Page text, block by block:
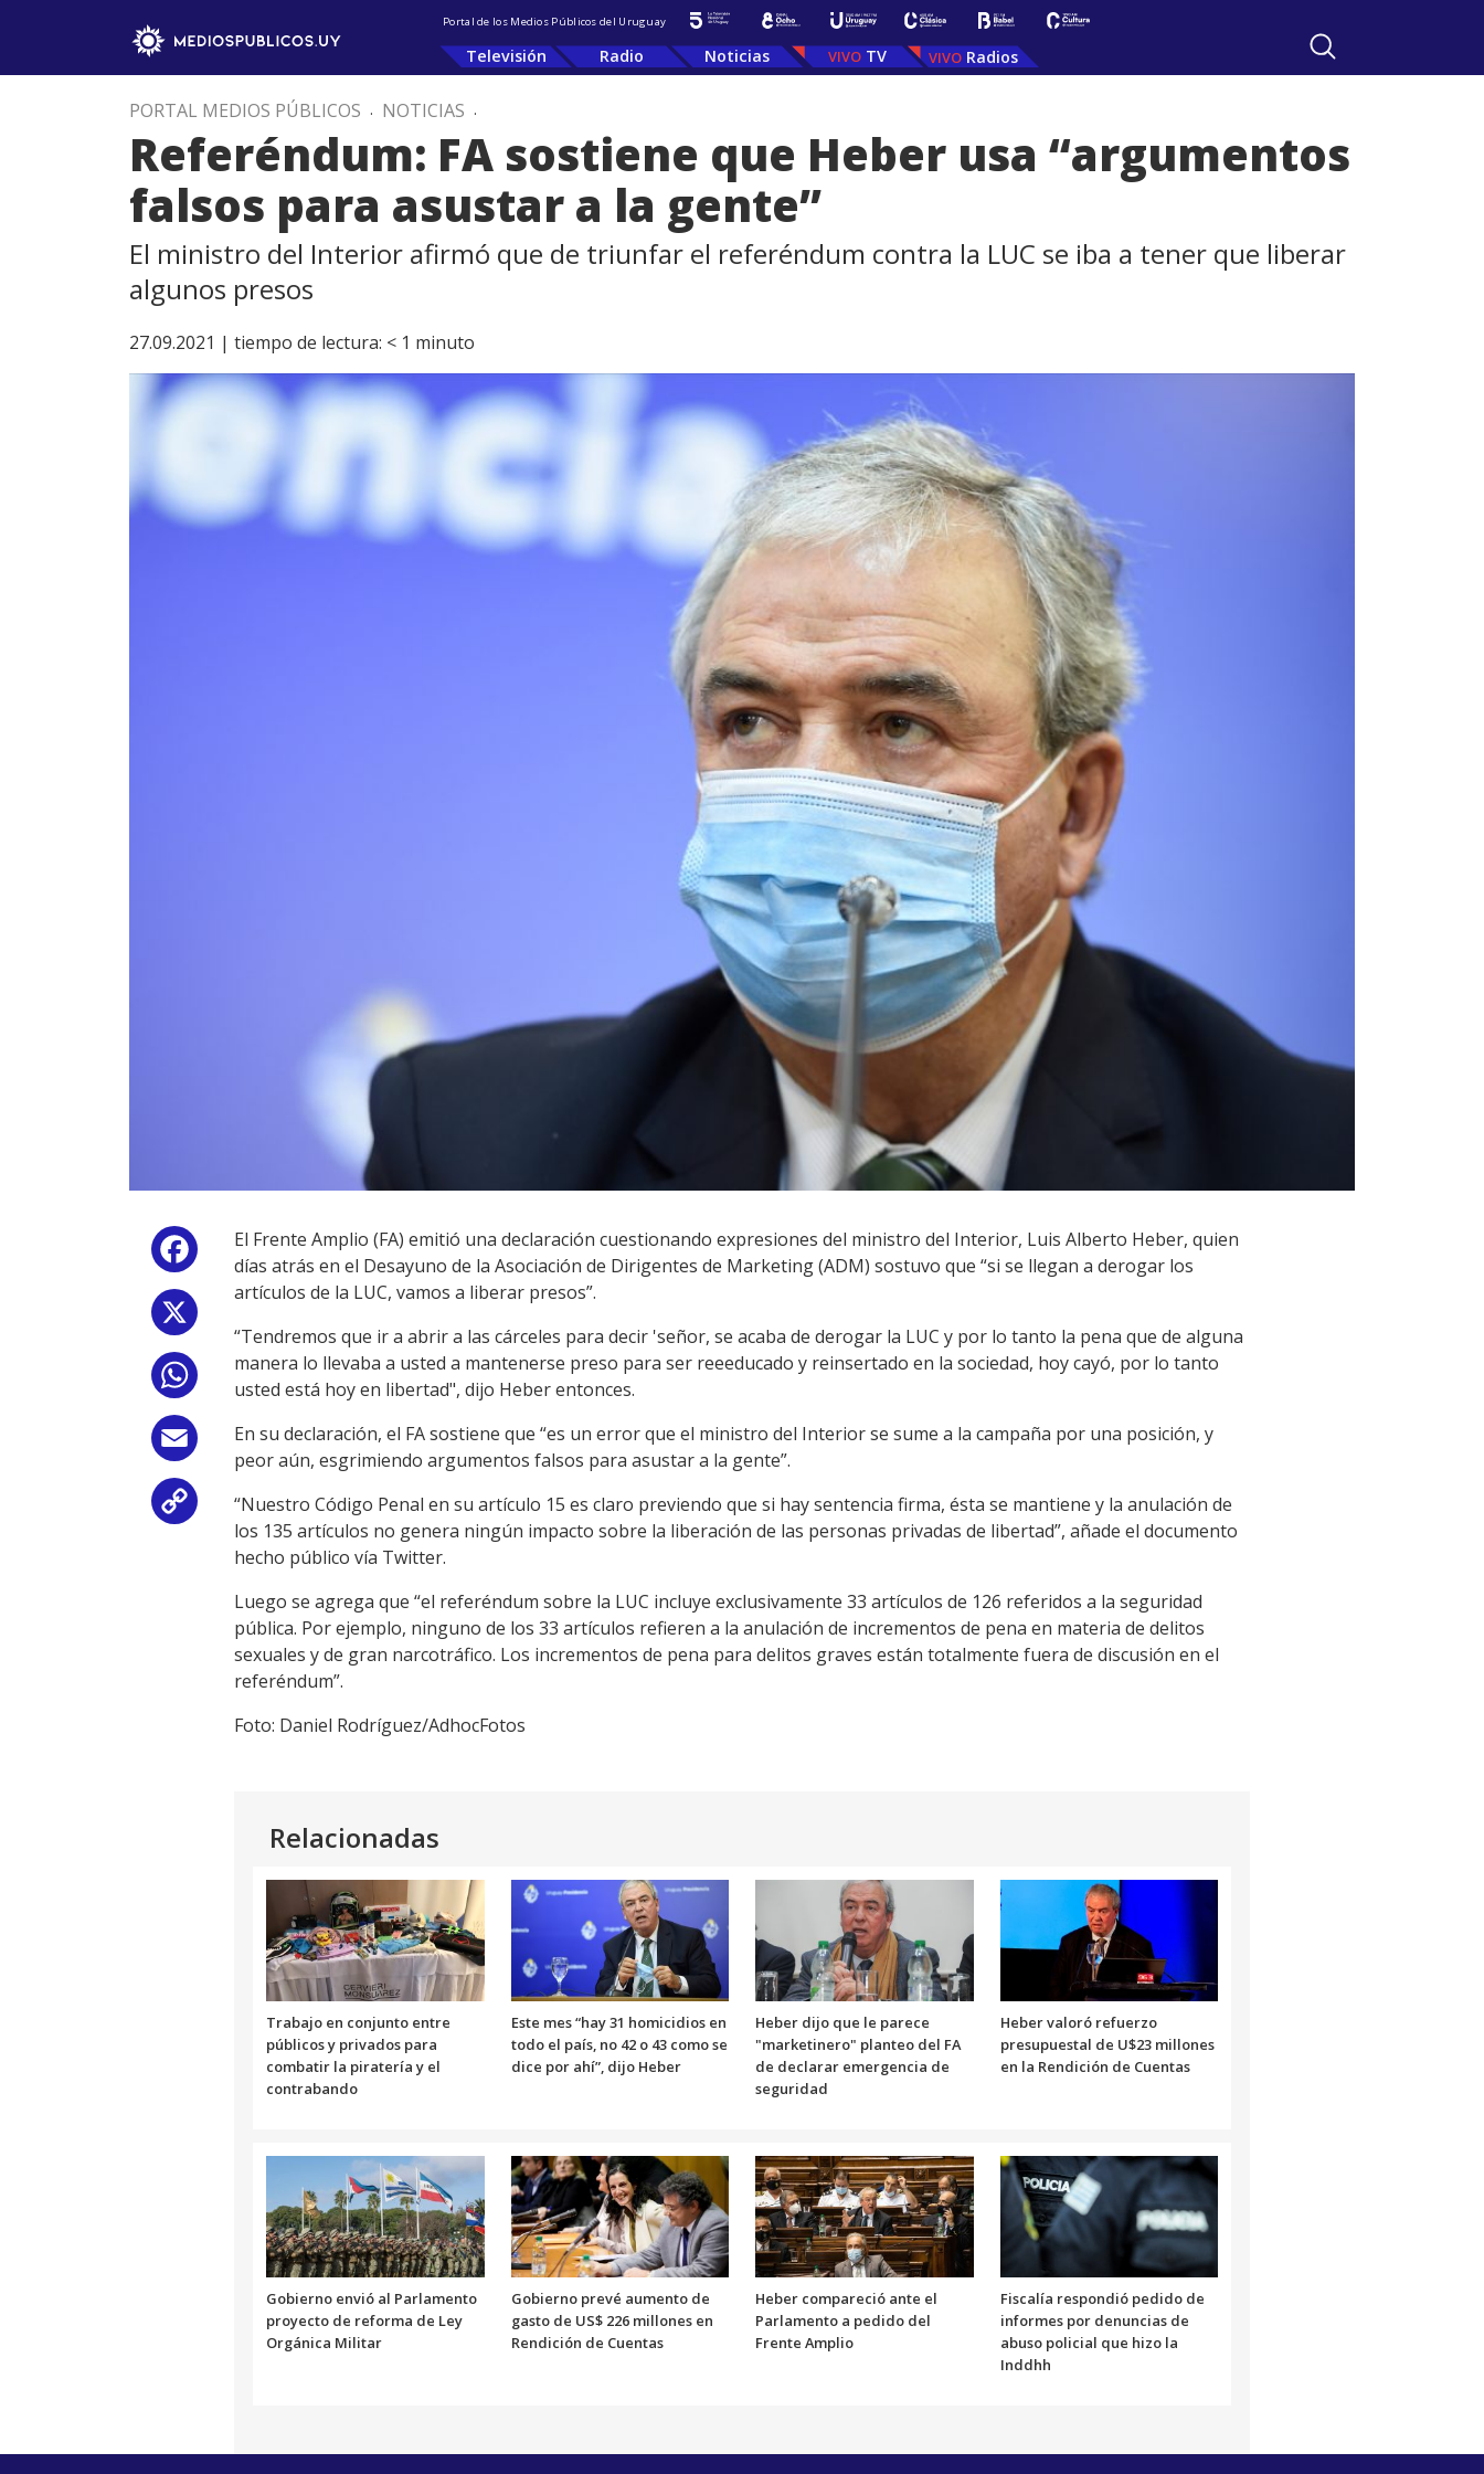
Portal de los Medios Públicos del Uruguay
Televisión Radio Noticias TV Radios
PORTAL MEDIOS PÚBLICOS . NOTICIAS .
Referéndum: FA sostiene que Heber usa “argumentos
falsos para asustar a la gente”
El ministro del Interior afirmó que de triunfar el referéndum contra la LUC se iba a tener que liberar
algunos presos
27.09.2021 | tiempo de lectura: < 1 minuto
Facebook
WhatsApp
Email
Copy
Link
El Frente Amplio (FA) emitió una declaración cuestionando expresiones del ministro del Interior, Luis Alberto Heber, quien
días atrás en el Desayuno de la Asociación de Dirigentes de Marketing (ADM) sostuvo que “si se llegan a derogar los
artículos de la LUC, vamos a liberar presos”.
“Tendremos que ir a abrir a las cárceles para decir 'señor, se acaba de derogar la LUC y por lo tanto la pena que de alguna
manera lo llevaba a usted a mantenerse preso para ser reeeducado y reinsertado en la sociedad, hoy cayó, por lo tanto
usted está hoy en libertad", dijo Heber entonces.
En su declaración, el FA sostiene que “es un error que el ministro del Interior se sume a la campaña por una posición, y
peor aún, esgrimiendo argumentos falsos para asustar a la gente”.
“Nuestro Código Penal en su artículo 15 es claro previendo que si hay sentencia firma, ésta se mantiene y la anulación de
los 135 artículos no genera ningún impacto sobre la liberación de las personas privadas de libertad”, añade el documento
hecho público vía Twitter.
Luego se agrega que “el referéndum sobre la LUC incluye exclusivamente 33 artículos de 126 referidos a la seguridad
pública. Por ejemplo, ninguno de los 33 artículos refieren a la anulación de incrementos de pena en materia de delitos
sexuales y de gran narcotráfico. Los incrementos de pena para delitos graves están totalmente fuera de discusión en el
referéndum”.
Foto: Daniel Rodríguez/AdhocFotos
Relacionadas
Trabajo en conjunto entre
públicos y privados para
combatir la piratería y el
contrabando
Este mes “hay 31 homicidios en
todo el país, no 42 o 43 como se
dice por ahí”, dijo Heber
Heber dijo que le parece
"marketinero" planteo del FA
de declarar emergencia de
seguridad
Heber valoró refuerzo
presupuestal de U$23 millones
en la Rendición de Cuentas
Gobierno envió al Parlamento
proyecto de reforma de Ley
Orgánica Militar
Gobierno prevé aumento de
gasto de US$ 226 millones en
Rendición de Cuentas
Heber compareció ante el
Parlamento a pedido del
Frente Amplio
Fiscalía respondió pedido de
informes por denuncias de
abuso policial que hizo la
Inddhh